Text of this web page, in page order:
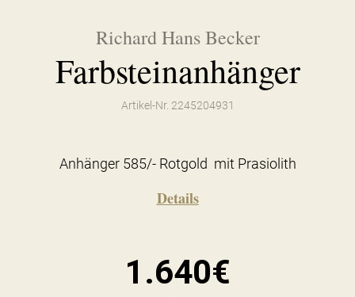
Richard Hans Becker
Farbsteinanhänger
Artikel-Nr. 2245204931
Anhänger 585/- Rotgold mit Prasiolith
Details
1.640€